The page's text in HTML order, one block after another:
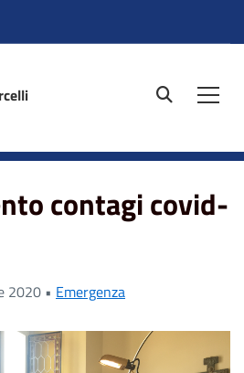
site.searc
contagi covid-
2020 • Emergenza